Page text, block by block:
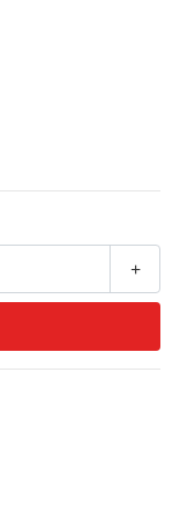
+